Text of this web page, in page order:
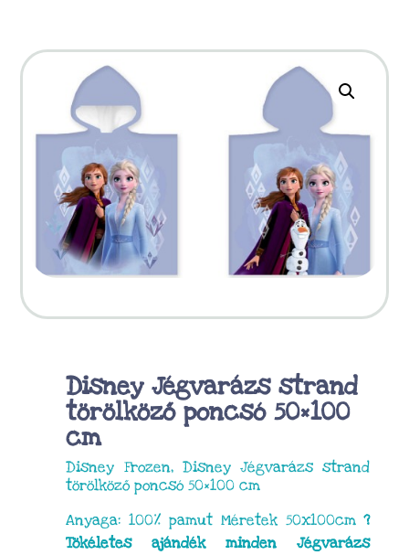
Disney Jégvarázs strand
törölköző poncsó 50×100
cm
Disney Frozen, Disney Jégvarázs strand
törölköző poncsó 50×100 cm
Anyaga: 100% pamut Méretek 50x100cm?
Tökéletes ajándék minden Jégvarázs